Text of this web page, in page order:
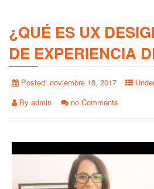
¿QUÉ ES UX
DE EXPERIENCIA
Posted: noviembre 18, 2017
By admin no Comments